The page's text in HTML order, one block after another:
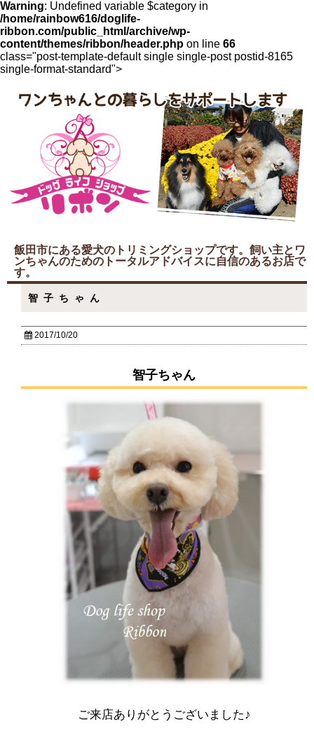
Warning: Undefined variable $category in
/home/rainbow616/doglife-
ribbon.com/public_html/archive/wp-
content/themes/ribbon/header.php on line 66
class="post-template-default single single-post postid-8165
single-format-standard">
飯田市にある愛犬のトリミングショップです。飼い主とワ
ンちゃんのためのトータルアドバイスに自信のあるお店で
す。
智子ちゃん
2017/10/20
智子ちゃん
ご来店ありがとうございました♪